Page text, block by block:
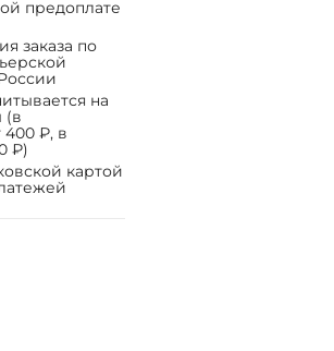
предоплате
заказа по
на
(в
₽, в
₽)
картой